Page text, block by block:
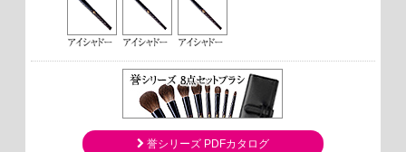
誉シリーズ PDFカタログ